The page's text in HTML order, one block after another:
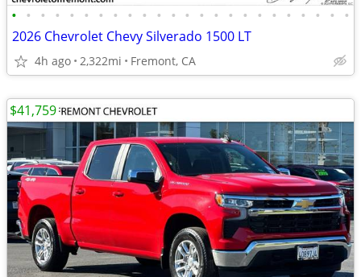
• • • • • • • • • • • • • • • • • • • • • • • •
2026 Chevrolet Chevy Silverado 1500 LT
4h ago 2,322mi Fremont, CA
$41,759